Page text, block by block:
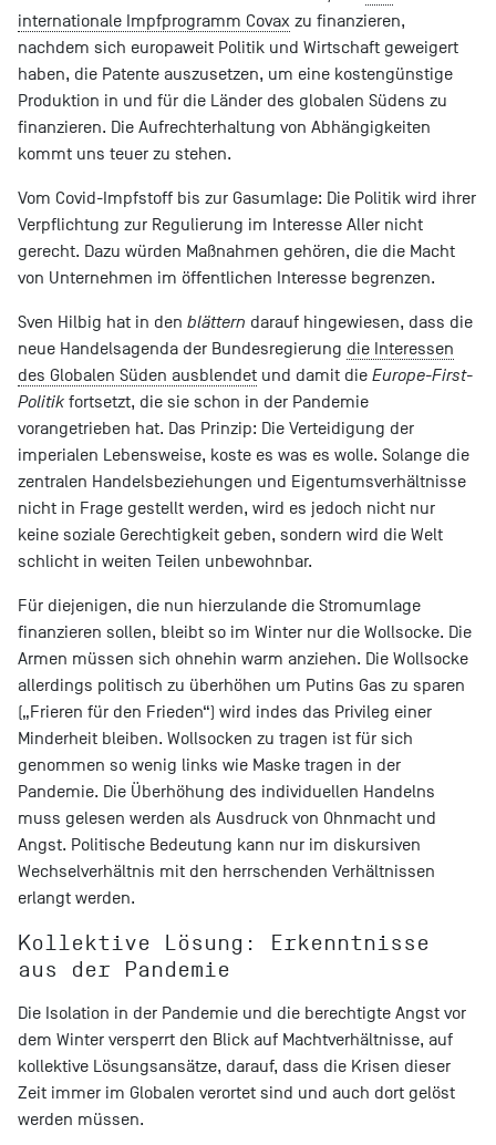
internationale Impfprogramm Covax zu finanzieren,
nachdem sich europaweit Politik und Wirtschaft geweigert
haben, die Patente auszusetzen, um eine kostengünstige
Produktion in und für die Länder des globalen Südens zu
finanzieren. Die Aufrechterhaltung von Abhängigkeiten
kommt uns teuer zu stehen.
Vom Covid-Impfstoff bis zur Gasumlage: Die Politik wird ihrer
Verpflichtung zur Regulierung im Interesse Aller nicht
gerecht. Dazu würden Maßnahmen gehören, die die Macht
von Unternehmen im öffentlichen Interesse begrenzen.
Sven Hilbig hat in den blättern darauf hingewiesen, dass die
neue Handelsagenda der Bundesregierung die Interessen
des Globalen Süden ausblendet und damit die Europe-First-
Politik fortsetzt, die sie schon in der Pandemie
vorangetrieben hat. Das Prinzip: Die Verteidigung der
imperialen Lebensweise, koste es was es wolle. Solange die
zentralen Handelsbeziehungen und Eigentumsverhältnisse
nicht in Frage gestellt werden, wird es jedoch nicht nur
keine soziale Gerechtigkeit geben, sondern wird die Welt
schlicht in weiten Teilen unbewohnbar.
Für diejenigen, die nun hierzulande die Stromumlage
finanzieren sollen, bleibt so im Winter nur die Wollsocke. Die
Armen müssen sich ohnehin warm anziehen. Die Wollsocke
allerdings politisch zu überhöhen um Putins Gas zu sparen
(„Frieren für den Frieden“) wird indes das Privileg einer
Minderheit bleiben. Wollsocken zu tragen ist für sich
genommen so wenig links wie Maske tragen in der
Pandemie. Die Überhöhung des individuellen Handelns
muss gelesen werden als Ausdruck von Ohnmacht und
Angst. Politische Bedeutung kann nur im diskursiven
Wechselverhältnis mit den herrschenden Verhältnissen
erlangt werden.
Kollektive Lösung: Erkenntnisse
aus der Pandemie
Die Isolation in der Pandemie und die berechtigte Angst vor
dem Winter versperrt den Blick auf Machtverhältnisse, auf
kollektive Lösungsansätze, darauf, dass die Krisen dieser
Zeit immer im Globalen verortet sind und auch dort gelöst
werden müssen.